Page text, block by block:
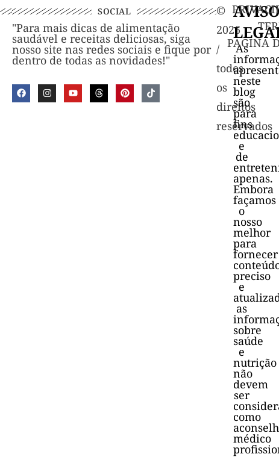
SOCIAL
"Para mais dicas de alimentação
saudável e receitas deliciosas, siga
nosso site nas redes sociais e fique por
dentro de todas as novidades!"
©️
2026
/
todos
os
direitos
reservados
PAGINA
As
neste
blog
são
para
fins
e
de
apenas.
Embora
façamos
o
nosso
melhor
para
fornecer
preciso
e
as
sobre
saúde
e
nutrição
não
devem
ser
como
médico